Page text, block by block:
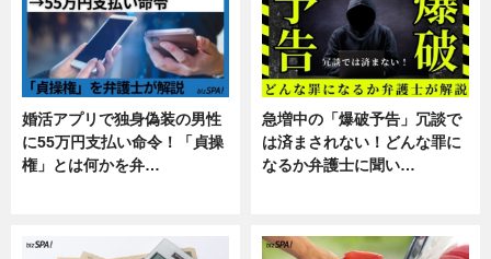
婚活アプリで独身偽装の男性
に55万円支払い命令！「貞操
権」とは何かを弁…
急増中の「爆破予告」冗談で
は済まされない！どんな罪に
なるか弁護士に聞い…